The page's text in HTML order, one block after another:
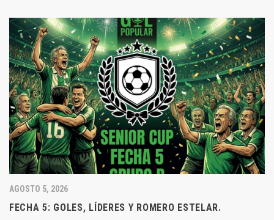
AGOSTO 5, 2026
FECHA 5: GOLES, LÍDERES Y ROMERO ESTELAR.